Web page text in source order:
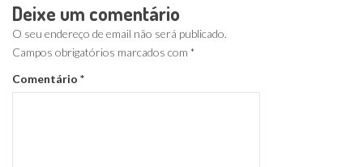
Deixe um comentário
O seu endereço de email não será publicado.
Campos obrigatórios marcados com *
Comentário *